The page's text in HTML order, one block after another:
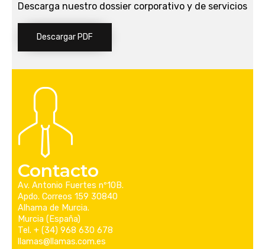
Descarga nuestro dossier corporativo y de servicios
Descargar PDF
Contacto
Av. Antonio Fuertes nº10B.
Apdo. Correos 159 30840
Alhama de Murcia.
Murcia (España)
Tel. + (34) 968 630 678
llamas@llamas.com.es